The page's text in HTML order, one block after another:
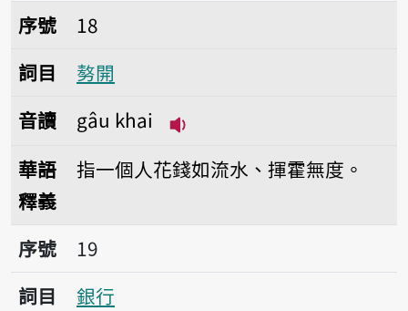
序號18𠢕開
序號
18
詞目
𠢕開
音讀
gâu khai
華語
釋義
指一個人花錢如流水、揮霍無度。
序號19銀行
序號
19
詞目
銀行